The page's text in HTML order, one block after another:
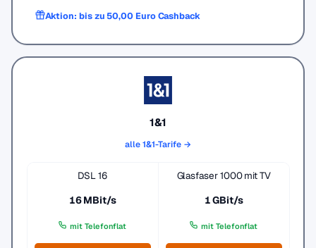
Aktion: bis zu 50,00 Euro Cashback
1&1
alle 1&1-Tarife →
DSL 16
16 MBit/s
mit Telefonflat
Glasfaser 1000 mit TV
1 GBit/s
mit Telefonflat